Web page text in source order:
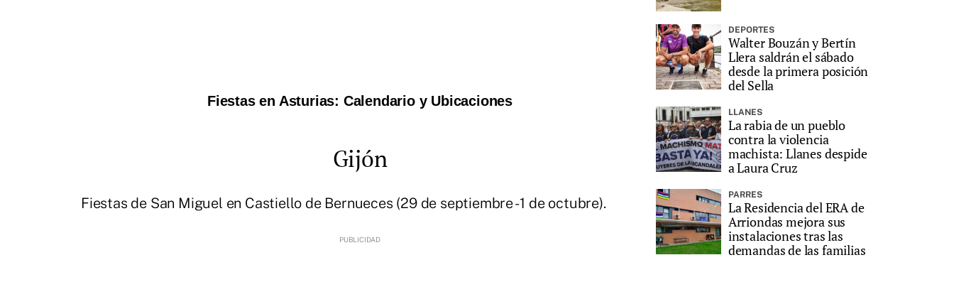
Fiestas en Asturias: Calendario y Ubicaciones
Gijón
Fiestas de San Miguel en Castiello de Bernueces (29 de septiembre - 1 de octubre).
DEPORTES
Walter Bouzán y Bertín
Llera saldrán el sábado
desde la primera posición
del Sella
LLANES
La rabia de un pueblo
contra la violencia
machista: Llanes despide
a Laura Cruz
PARRES
La Residencia del ERA de
Arriondas mejora sus
instalaciones tras las
demandas de las familias